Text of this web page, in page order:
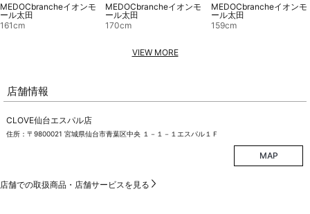
MEDOCbrancheイオンモ
ール太田
161cm
MEDOCbrancheイオンモ
ール太田
170cm
MEDOCbrancheイオンモ
ール太田
159cm
VIEW MORE
店舗情報
CLOVE仙台エスパル店
住所：〒9800021 宮城県仙台市青葉区中央 １－１－１エスパル１Ｆ
MAP
店舗での取扱商品・店舗サービスを見る